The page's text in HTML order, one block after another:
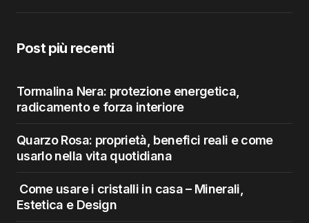
Post più recenti
Tormalina Nera: protezione energetica,
radicamento e forza interiore
Quarzo Rosa: proprietà, benefici reali e come
usarlo nella vita quotidiana
Come usare i cristalli in casa – Minerali,
Estetica e Design